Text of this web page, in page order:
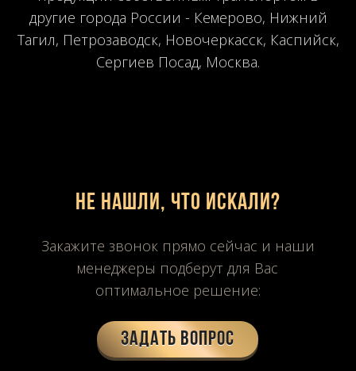
другие города России - Кемерово, Нижний
Тагил, Петрозаводск, Новочеркасск, Каспийск,
Сергиев Посад, Москва.
Не нашли, что искали?
Закажите звонок прямо сейчас и наши
менеджеры подберут для Вас
оптимальное решение:
Задать вопрос